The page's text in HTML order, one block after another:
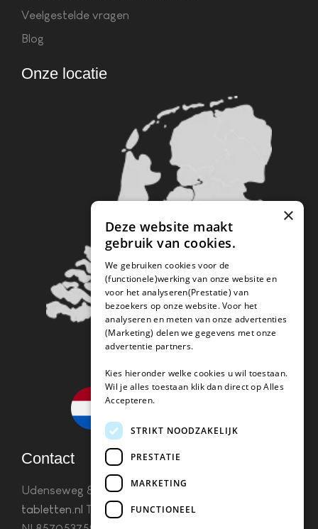
Veelgestelde vragen
Blog
Onze locatie
Contact
Udenseweg 8B 5405 PA Udeninfo(@)koffie-
tabletten.nl Tel. 085 782 5578KvK 67529623 Btw:
×
Deze website maakt
gebruik van cookies.
We gebruiken cookies voor de
(functionele)werking van onze website en
voor het analyseren(Prestatie) van
bezoekers op onze website. Voor het
analyseren en meten van onze advertenties
(Marketing) delen we gegevens met onze
advertentie partners.
Kies hieronder welke cookies u wil toestaan.
Wil je alles toestaan klik dan direct op Alles
Accepteren.
STRIKT NOODZAKELIJK
PRESTATIE
MARKETING
FUNCTIONEEL